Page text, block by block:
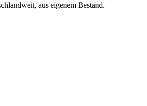
aus eigenem Bestand.